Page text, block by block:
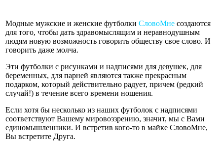
Модные мужские и женские футболки СловоМне создаются
для того, чтобы дать здравомыслящим и неравнодушным
людям новую возможность говорить обществу свое слово. И
говорить даже молча.
Эти футболки с рисунками и надписями для девушек, для
беременных, для парней являются также прекрасным
подарком, который действительно радует, причем (редкий
случай!) в течение всего времени ношения.
Если хотя бы несколько из наших футболок с надписями
соответствуют Вашему мировоззрению, значит, мы с Вами
единомышленники. И встретив кого-то в майке СловоМне,
Вы встретите Друга.